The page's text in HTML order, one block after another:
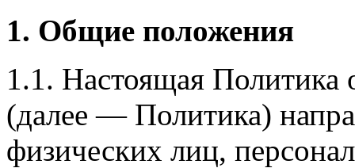
1. Общие положения
1.1. Настоящая Политика
(далее — Политика)
физических лиц,